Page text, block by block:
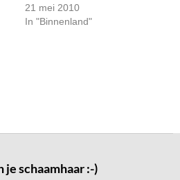
21 mei 2010
In "Binnenland"
schaamhaar :-)